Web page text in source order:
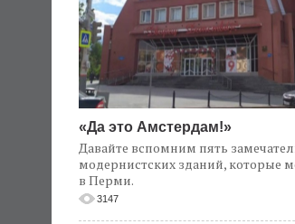
«Да это Амстердам!»
Давайте вспомним пять
модернистских зданий, которые
в Перми.
3147